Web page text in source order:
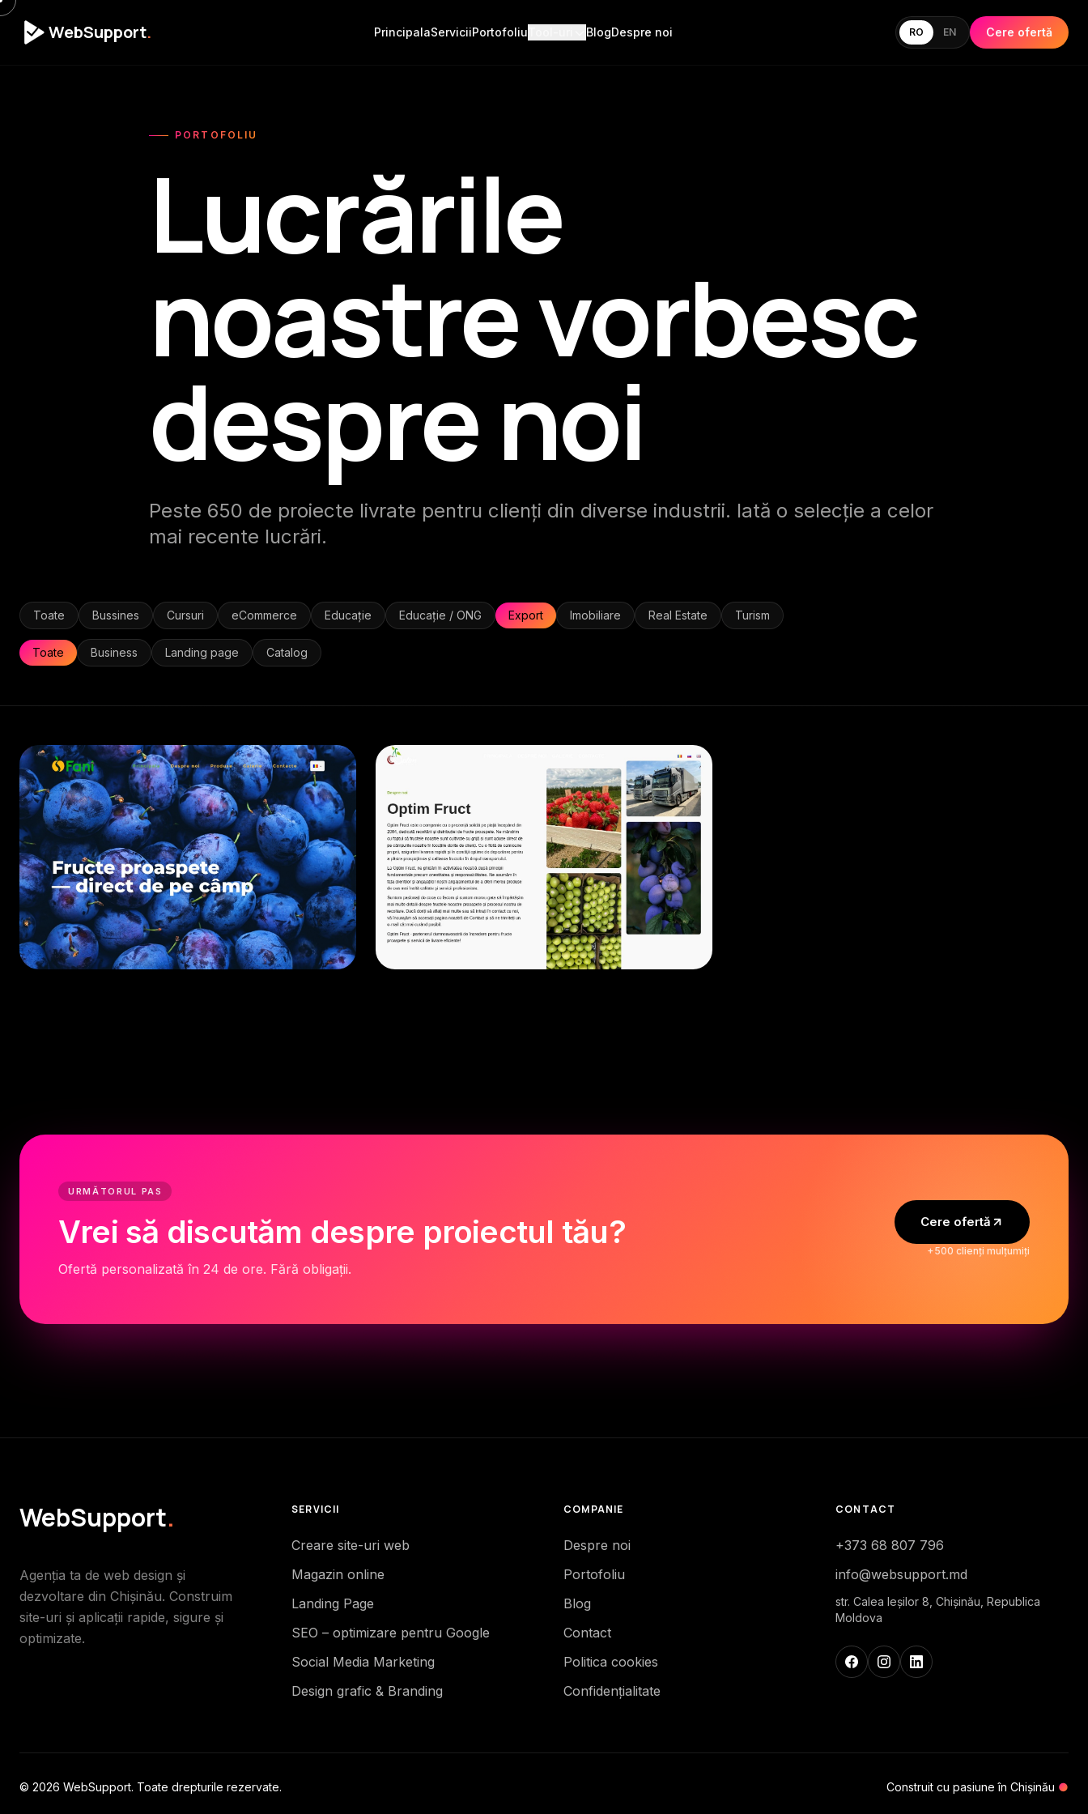
WebSupport. PrincipalaServiciiPortofoliu BlogDespre noi RO EN Cere ofertă
PORTOFOLIU
Lucrările
noastre vorbesc
despre noi
Peste 650 de proiecte livrate pentru clienți din diverse industrii. Iată o selecție a celor
mai recente lucrări.
Toate Bussines Cursuri eCommerce Educație Educație / ONG Export Imobiliare Real Estate Turism
Toate Business Landing page Catalog
EXPORT• 2023 EXPORT• 2023
URMĂTORUL PAS
Vrei să discutăm despre proiectul tău?
Ofertă personalizată în 24 de ore. Fără obligații.
Cere ofertă
+500 clienți mulțumiți
WebSupport.
Agenția ta de web design și
dezvoltare din Chișinău. Construim
site-uri și aplicații rapide, sigure și
optimizate.
SERVICII
Creare site-uri web
Magazin online
Landing Page
SEO – optimizare pentru Google
Social Media Marketing
Design grafic & Branding
COMPANIE
Despre noi
Portofoliu
Blog
Contact
Politica cookies
Confidențialitate
CONTACT
+373 68 807 796
info@websupport.md
str. Calea Ieşilor 8, Chișinău, Republica
Moldova
© 2026 WebSupport. Toate drepturile rezervate. Construit cu pasiune în Chișinău ●